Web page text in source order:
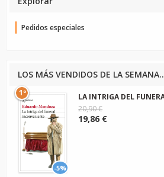
Pedidos especiales
LOS MÁS VENDIDOS DE LA
-5%
1º
LA INTRIGA DEL
20,90 €
19,86 €